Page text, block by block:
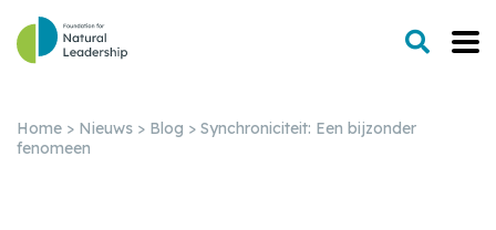
Home > Nieuws > Blog > Synchroniciteit: Een bijzonder
fenomeen